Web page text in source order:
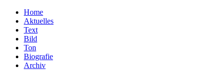
Home
Aktuelles
Text
Bild
Ton
Biografie
Archiv